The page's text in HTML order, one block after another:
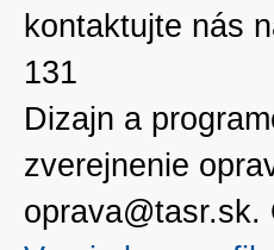
kontaktujte nás
131
Dizajn a
zverejnenie
oprava@tasr.sk.